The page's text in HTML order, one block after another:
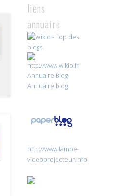
liens
annuaire
Annuaire Blog
Annuaire blog
http://www.lampe-
videoprojecteur.info